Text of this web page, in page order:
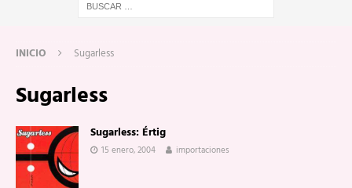
INICIO Sugarless
Sugarless
Sugarless: Értig
15 enero, 2004 importaciones